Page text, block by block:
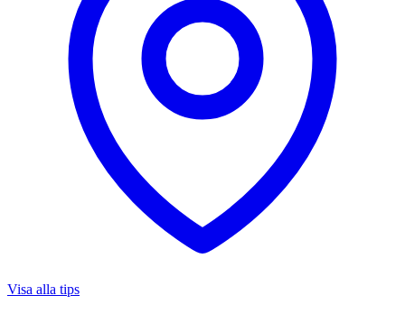
Visa alla tips